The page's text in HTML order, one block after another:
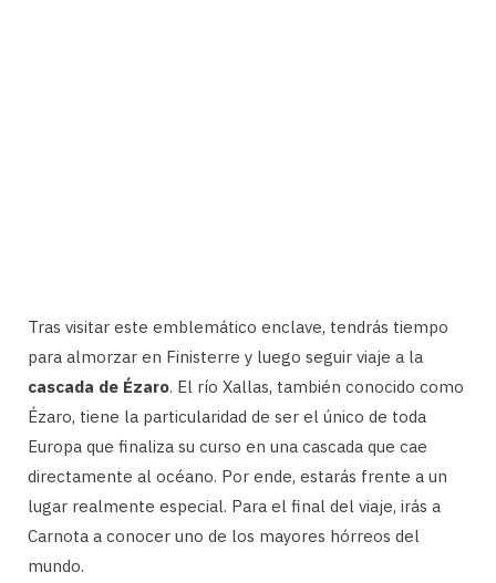
Tras visitar este emblemático enclave, tendrás tiempo
para almorzar en Finisterre y luego seguir viaje a la
cascada de Ézaro. El río Xallas, también conocido como
Ézaro, tiene la particularidad de ser el único de toda
Europa que finaliza su curso en una cascada que cae
directamente al océano. Por ende, estarás frente a un
lugar realmente especial. Para el final del viaje, irás a
Carnota a conocer uno de los mayores hórreos del
mundo.